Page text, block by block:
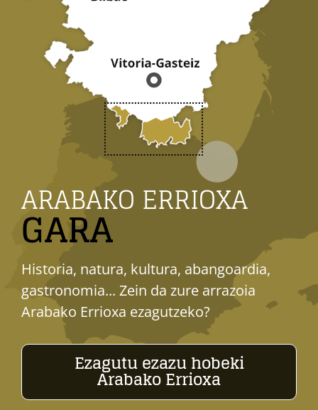
ARABAKO ERRIOXA
GARA
Historia, natura, kultura, abangoardia,
gastronomia... Zein da zure arrazoia
Arabako Errioxa ezagutzeko?
Ezagutu ezazu hobeki
Arabako Errioxa